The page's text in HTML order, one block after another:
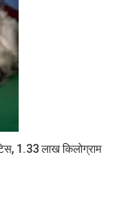
1.33 लाख किलोग्राम